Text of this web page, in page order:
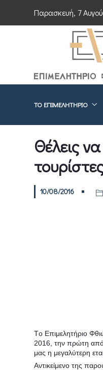
Παρασκευή, 7
ΤΟ ΕΠΙΜΕΛΗΤΉΡΙΟ
Θέλεις
10/08/2016
Tο Επιμελητήριο
2016, την πρώτη από
μας η μεγαλύτερη
Αντικείμενο της